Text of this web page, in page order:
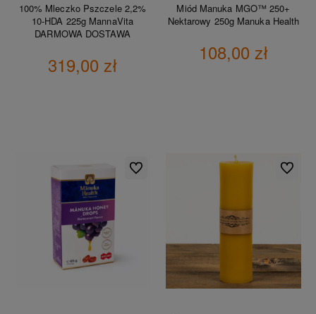
100% Mleczko Pszczele 2,2%
10-HDA 225g MannaVita
DARMOWA DOSTAWA
319,00 zł
Miód Manuka MGO™ 250+
Nektarowy 250g Manuka Health
108,00 zł
Do ulubionych Do